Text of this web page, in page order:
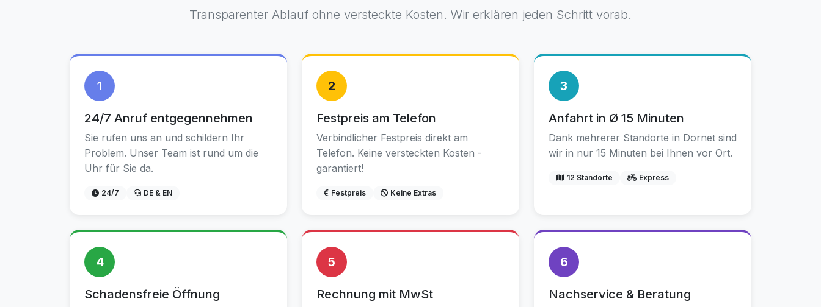
Transparenter Ablauf ohne versteckte Kosten. Wir erklären jeden Schritt vorab.
1
24/7 Anruf entgegennehmen
Sie rufen uns an und schildern Ihr
Problem. Unser Team ist rund um die
Uhr für Sie da.
24/7 DE & EN
2
Festpreis am Telefon
Verbindlicher Festpreis direkt am
Telefon. Keine versteckten Kosten -
garantiert!
Festpreis Keine Extras
3
Anfahrt in Ø 15 Minuten
Dank mehrerer Standorte in Dornet sind
wir in nur 15 Minuten bei Ihnen vor Ort.
12 Standorte Express
4
Schadensfreie Öffnung
5
Rechnung mit MwSt
6
Nachservice & Beratung